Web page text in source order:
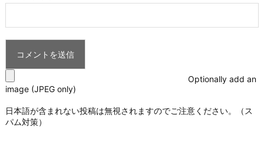
Optionally add an
image (JPEG only)
日本語が含まれない投稿は無視されますのでご注意ください。（ス
パム対策）